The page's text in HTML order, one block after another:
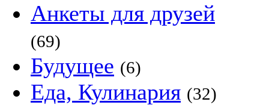
Анкеты для друзей
(69)
Будущее (6)
Еда, Кулинария (32)